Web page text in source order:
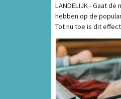
NEDERLAND
LANDELIJK - Gaat
hebben op de
Tot nu toe is dit